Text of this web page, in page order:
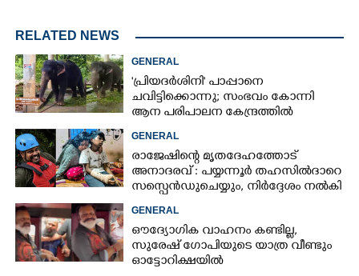
RELATED NEWS
GENERAL
'പ്രിയദർശിനി' പാപ്പാനെ
ചവിട്ടിക്കൊന്നു; സംഭവം കോന്നി
ആന പരിപാലന കേന്ദ്രത്തിൽ
GENERAL
രാജേഷിന്റെ മൃതദേഹത്തോട്
അനാദരവ് : പയ്യന്നൂർ തഹസിൽദാറെ
സസ്പെൻഡുചെയ്യും, നിർദ്ദേശം നൽകി
മന്ത്രി
GENERAL
ഔദ്യോഗിക വാഹനം കണ്ടില്ല,
സുരേഷ് ഗോപിയുടെ യാത്ര വീണ്ടും
ഓട്ടോറിക്ഷയിൽ